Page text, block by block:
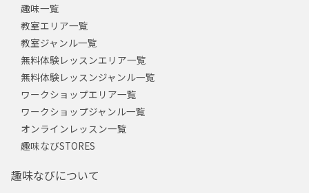
趣味一覧
教室エリア一覧
教室ジャンル一覧
無料体験レッスンエリア一覧
無料体験レッスンジャンル一覧
ワークショップエリア一覧
ワークショップジャンル一覧
オンラインレッスン一覧
趣味なびSTORES
趣味なびについて